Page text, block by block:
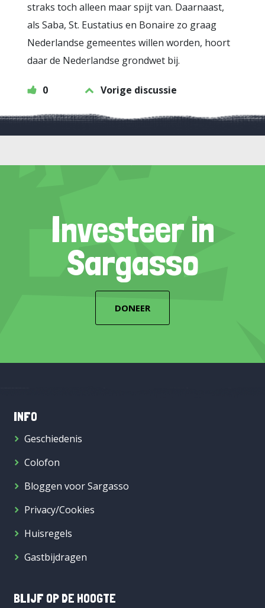
straks toch alleen maar spijt van. Daarnaast,
als Saba, St. Eustatius en Bonaire zo graag
Nederlandse gemeentes willen worden, hoort
daar de Nederlandse grondwet bij.
0 Vorige discussie
Investeer in
Sargasso
DONEER
INFO
Geschiedenis
Colofon
Bloggen voor Sargasso
Privacy/Cookies
Huisregels
Gastbijdragen
BLIJF OP DE HOOGTE